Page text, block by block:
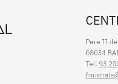
Pere II
08034
Tel. 93